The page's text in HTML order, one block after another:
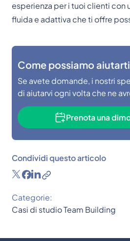
esperienza per i tuoi clienti con
fluida e adattiva che ti offre
Come possiamo
Se avete domande, i nostri
di aiutarvi ogni volta che ne
Prenota una
Condividi questo articolo
Categorie:
Casi di studioTeam Building